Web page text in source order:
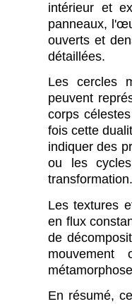
intérieur et
panneaux,
ouverts et
détaillées.
Les cercles
peuvent
corps
fois cette
indiquer des
ou les
transformation.
Les textures
en flux
de
En résumé,